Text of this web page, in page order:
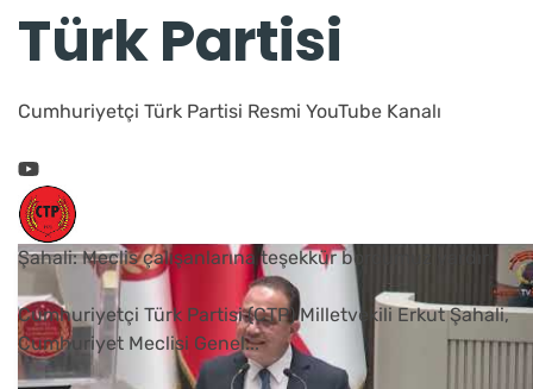
Türk Partisi
Cumhuriyetçi Türk Partisi Resmi YouTube Kanalı
Şahali: Meclis çalışanlarına teşekkür borcumuz vardır
Cumhuriyetçi Türk Partisi (CTP) Milletvekili Erkut Şahali,
Cumhuriyet Meclisi Genel...